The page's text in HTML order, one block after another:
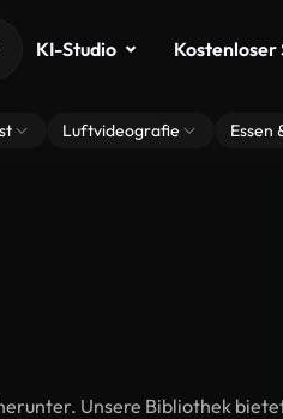
KI-Studio Kostenloser
Luftvideografie Essen
Unsere Bibliothek